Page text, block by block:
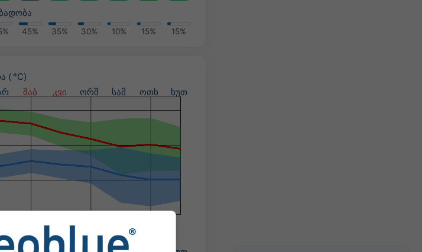
45% 35% 30% 10% 15% 15%
( °C)
შაბ კვი ორშ სამ ოთხ ხუთ
ალბათობა (%)